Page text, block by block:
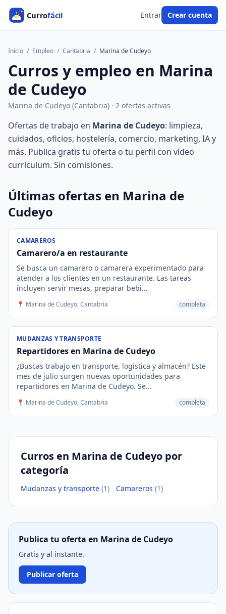
Entrar Crear cuenta
Inicio / Empleo / Cantabria / Marina de Cudeyo
Curros y empleo en Marina
de Cudeyo
Marina de Cudeyo (Cantabria) · 2 ofertas activas
Ofertas de trabajo en Marina de Cudeyo: limpieza,
cuidados, oficios, hostelería, comercio, marketing, IA y
más. Publica gratis tu oferta o tu perfil con vídeo
currículum. Sin comisiones.
Últimas ofertas en Marina de
Cudeyo
CAMAREROS
Camarero/a en restaurante
Se busca un camarero o camarera experimentado para
atender a los clientes en un restaurante. Las tareas
incluyen servir mesas, preparar bebi...
📍 Marina de Cudeyo, Cantabria completa
MUDANZAS Y TRANSPORTE
Repartidores en Marina de Cudeyo
¿Buscas trabajo en transporte, logística y almacén? Este
mes de julio surgen nuevas oportunidades para
repartidores en Marina de Cudeyo. Se...
📍 Marina de Cudeyo, Cantabria completa
Curros en Marina de Cudeyo por
categoría
Mudanzas y transporte (1) Camareros (1)
Publica tu oferta en Marina de Cudeyo
Gratis y al instante.
Publicar oferta